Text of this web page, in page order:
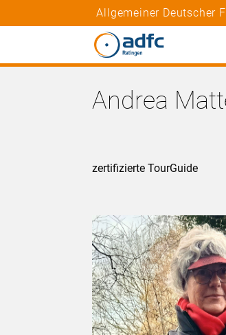
Allgemeiner Deutscher
Andrea
zertifizierte TourGuide